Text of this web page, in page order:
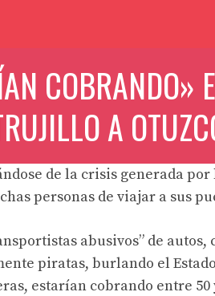
COBRANDO»
A
de la crisis generada
personas de viajar a sus
abusivos” de
piratas, burlando el
estarían cobrando entre